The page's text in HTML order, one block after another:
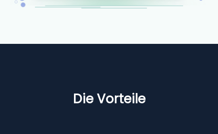
Die Vorteile